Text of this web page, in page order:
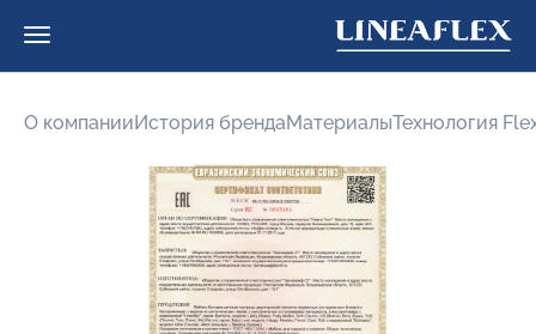
О компанииИстория брендаМатериалыТехнология